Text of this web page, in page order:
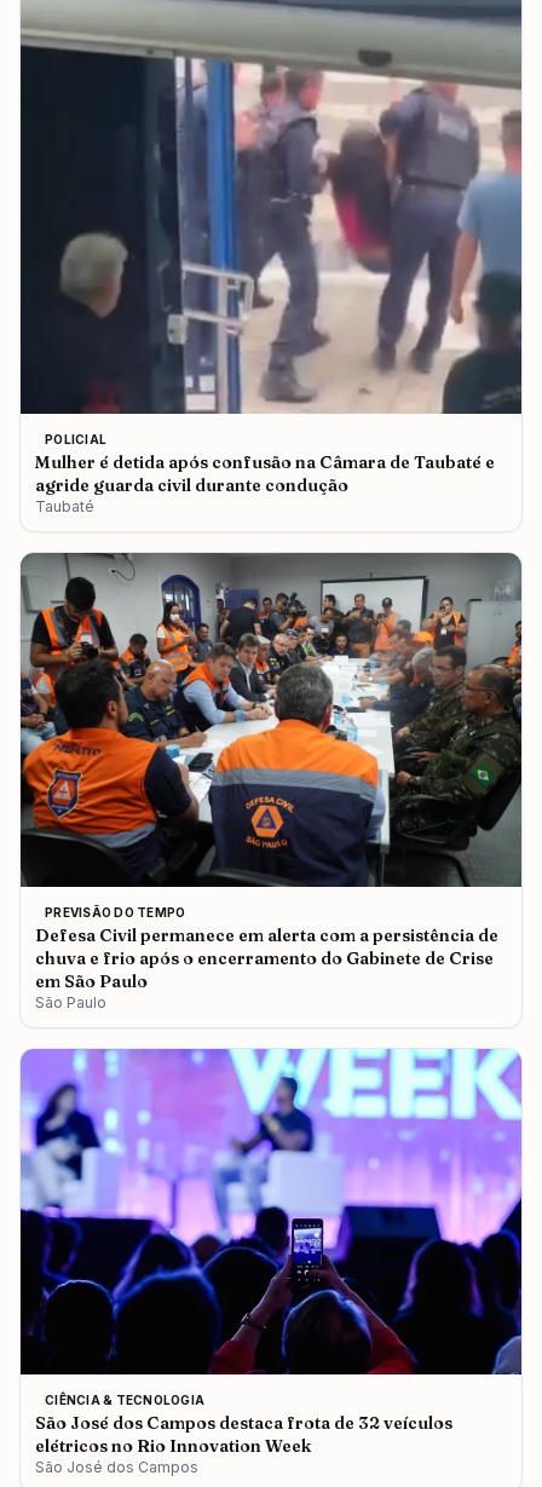
POLICIAL
Mulher é detida após confusão na Câmara de Taubaté e
agride guarda civil durante condução
Taubaté
PREVISÃO DO TEMPO
Defesa Civil permanece em alerta com a persistência de
chuva e frio após o encerramento do Gabinete de Crise
em São Paulo
São Paulo
CIÊNCIA & TECNOLOGIA
São José dos Campos destaca frota de 32 veículos
elétricos no Rio Innovation Week
São José dos Campos